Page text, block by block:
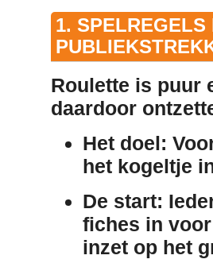
1. SPELREGELS
Roulette is puur
daardoor
Het doel:
het kogeltje
De start:
fiches in
inzet op het